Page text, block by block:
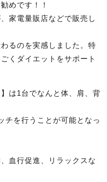
めです！！
家電量販店などで販売し
るのを実感しました。特
くダイエットをサポート
は1台でなんと体、肩、背
チを行うことが可能となっ
血行促進、リラックスな